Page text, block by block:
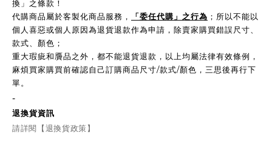
換」之條款！
代購商品屬於客製化商品服務，
「委任代購」之行為 ；所以不能以
個人喜惡或個人原因為退貨退款作為申請，除賣家購買錯誤尺寸、
款式、顏色；
重大瑕疵和贗品之外，都不能退貨退款，以上均屬法律有效條例，
麻煩買家購買前確認自己訂購商品尺寸/款式/顏色，三思後再行下
單。
-
退換貨資訊
請詳閱【退換貨政策】